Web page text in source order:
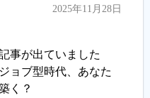
2025年11月28日
事が出ていました
ョブ型時代、あなた
く？